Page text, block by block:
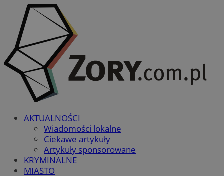
AKTUALNOŚCI
Wiadomości lokalne
Ciekawe artykuły
Artykuły sponsorowane
KRYMINALNE
MIASTO